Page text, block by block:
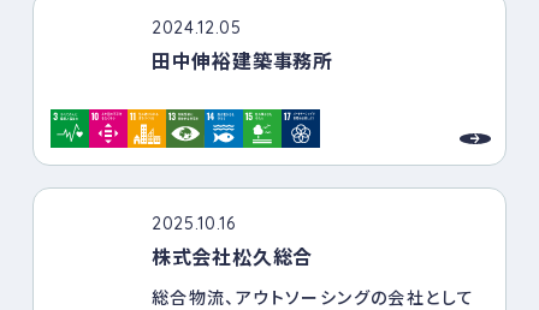
2024.12.05
田中伸裕建築事務所
2025.10.16
株式会社松久総合
総合物流、アウトソーシングの会社として